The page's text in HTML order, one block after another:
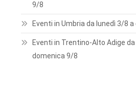
9/8
Eventi in Umbria da lunedì 3/8
Eventi in Trentino-Alto Adige
domenica 9/8